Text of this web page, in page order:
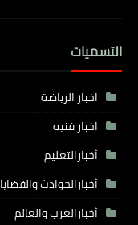
التسميات
اخبار الرياضة
اخبار فنيه
أخبارالتعليم
أخبارالحوادث والقضايا
أخبارالعرب والعالم